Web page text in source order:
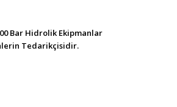
Bar Hidrolik Ekipmanlar
Tedarikçisidir.